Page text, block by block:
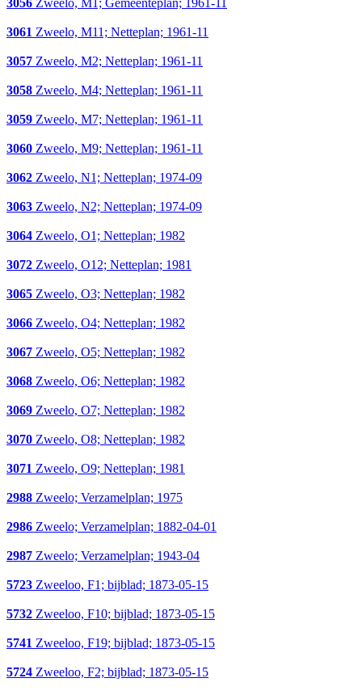
3056 Zweelo, M1; Gemeenteplan; 1961-11
3061 Zweelo, M11; Netteplan; 1961-11
3057 Zweelo, M2; Netteplan; 1961-11
3058 Zweelo, M4; Netteplan; 1961-11
3059 Zweelo, M7; Netteplan; 1961-11
3060 Zweelo, M9; Netteplan; 1961-11
3062 Zweelo, N1; Netteplan; 1974-09
3063 Zweelo, N2; Netteplan; 1974-09
3064 Zweelo, O1; Netteplan; 1982
3072 Zweelo, O12; Netteplan; 1981
3065 Zweelo, O3; Netteplan; 1982
3066 Zweelo, O4; Netteplan; 1982
3067 Zweelo, O5; Netteplan; 1982
3068 Zweelo, O6; Netteplan; 1982
3069 Zweelo, O7; Netteplan; 1982
3070 Zweelo, O8; Netteplan; 1982
3071 Zweelo, O9; Netteplan; 1981
2988 Zweelo; Verzamelplan; 1975
2986 Zweelo; Verzamelplan; 1882-04-01
2987 Zweelo; Verzamelplan; 1943-04
5723 Zweeloo, F1; bijblad; 1873-05-15
5732 Zweeloo, F10; bijblad; 1873-05-15
5741 Zweeloo, F19; bijblad; 1873-05-15
5724 Zweeloo, F2; bijblad; 1873-05-15